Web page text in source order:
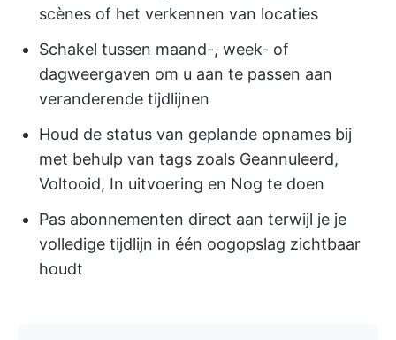
scènes of het verkennen van locaties
Schakel tussen maand-, week- of
dagweergaven om u aan te passen aan
veranderende tijdlijnen
Houd de status van geplande opnames bij
met behulp van tags zoals Geannuleerd,
Voltooid, In uitvoering en Nog te doen
Pas abonnementen direct aan terwijl je je
volledige tijdlijn in één oogopslag zichtbaar
houdt